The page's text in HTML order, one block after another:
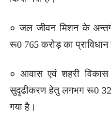
० जल जीवन मिशन के
रू0 765 करोड़ का प्राविधान
० आवास एवं शहरी विकास
सुदृढीकरण हेतु लगभग रू0
गया है।